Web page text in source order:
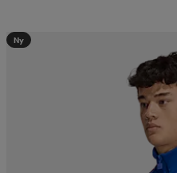
Ny